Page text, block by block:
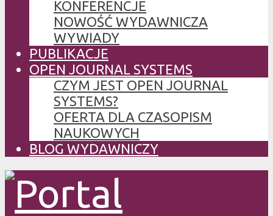
KONFERENCJE
NOWOŚĆ WYDAWNICZA
WYWIADY
PUBLIKACJE
OPEN JOURNAL SYSTEMS
CZYM JEST OPEN JOURNAL
SYSTEMS?
OFERTA DLA CZASOPISM
NAUKOWYCH
BLOG WYDAWNICZY